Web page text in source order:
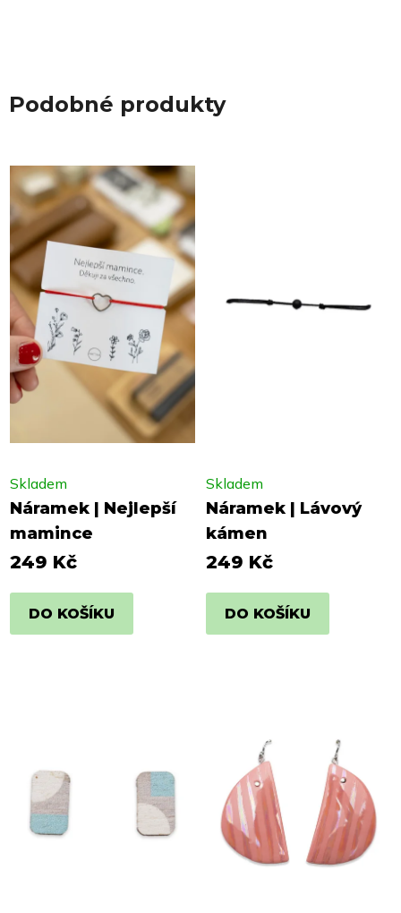
Podobné produkty
Náramek | Nejlepší
mamince
Skladem
249 Kč
DO KOŠÍKU
Náramek | Lávový
kámen
Skladem
249 Kč
DO KOŠÍKU